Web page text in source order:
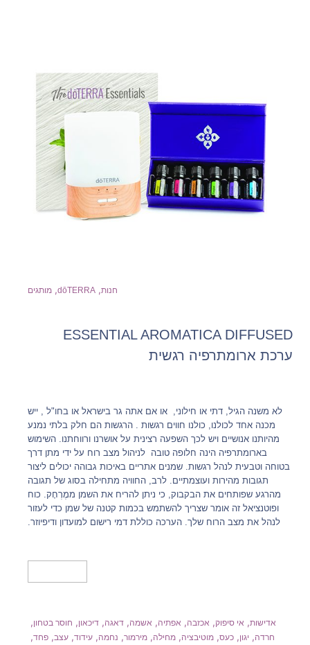
חנות,
dōTERRA
, מותגים
ESSENTIAL AROMATICA DIFFUSED
ערכת ארומתרפיה רגשית
לא משנה הגיל, דתי או חילוני, או אם אתה גר בישראל או בחו"ל , ייש
מכנה אחד לכולנו, כולנו חווים רגשות . הרגשות הם חלק בלתי נמנע
מהיותנו אנושיים ויש לכך השפעה רצינית על אושרנו ורווחתנו. השימוש
בארומתרפיה הינה חלופה טובה לניהול מצב רוח על ידי מתן דרך
בטוחה וטבעית לנהל רגשות. שמנים אתריים באיכות גבוהה יכולים ליצור
תגובות מהירות ועוצמתיים. לרב, החוויה מתחילה בסוג של תגובה
מהרגע שפותחים את הבקבוק, כי ניתן להריח את השמן ממֶרְחָק. כוח
ופוטנציאל זה אומר שצריך להשתמש בכמות קטנה של שמן כדי לעזור
לנהל את מצב הרוח שלך. הערכה כוללת דמי רישום למועדון ודיפיוזר.
אדישות, אי סיפוק, אכזבה, אפתיה, אשמה, דאגה, דיכאון, חוסר בטחון,
חרדה, יגון, כעס, מוטיבציה, מחילה, מירמור, נחמה, עידוד, עצב, פחד,